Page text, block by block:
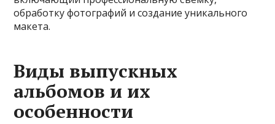
обработку фотографий и создание уникального
макета.
Виды выпускных
альбомов и их
особенности